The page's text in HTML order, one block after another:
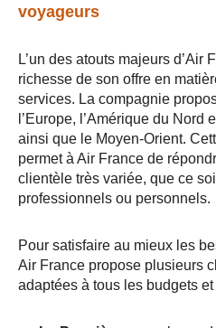
voyageurs
L’un des atouts majeurs d’Air
richesse de son offre en
services. La compagnie
l’Europe, l’Amérique du Nord
ainsi que le Moyen-Orient.
permet à Air France de
clientèle très variée, que ce
professionnels ou personnels.
Pour satisfaire au mieux les
Air France propose plusieurs
adaptées à tous les budgets